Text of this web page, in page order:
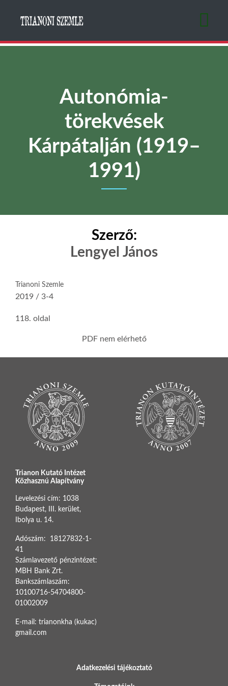
Autonómia-
törekvések
Kárpátalján (1919–
1991)
Szerző:
Lengyel János
Trianoni Szemle
2019 / 3-4
118. oldal
PDF nem elérhető
Trianon Kutató Intézet
Közhasznú Alapítvány
Levelezési cím: 1038
Budapest, III. kerület,
Ibolya u. 14.
Adószám: 18127832-1-
41
Számlavezető pénzintézet:
MBH Bank Zrt.
Bankszámlaszám:
10100716-54704800-
01002009
E-mail: trianonkha (kukac)
gmail.com
BOTTOM FOOTER MENU
Adatkezelési tájékoztató